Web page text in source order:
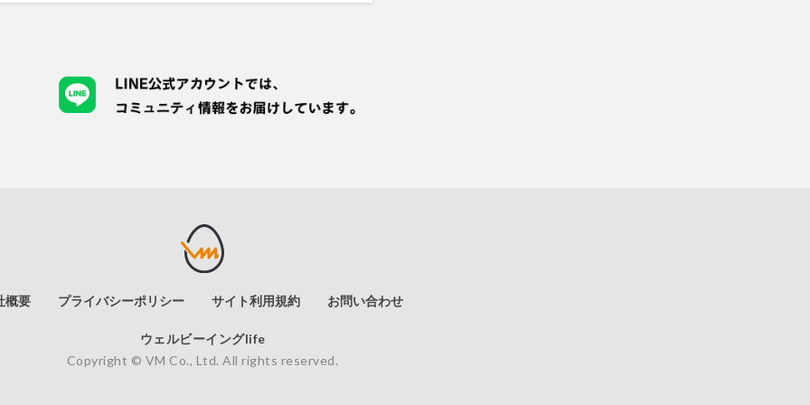
概要 プライバシーポリシー サイト利用規約 お問い合わせ
ウェルビーイングlife
Copyright © VM Co., Ltd. All rights reserved.